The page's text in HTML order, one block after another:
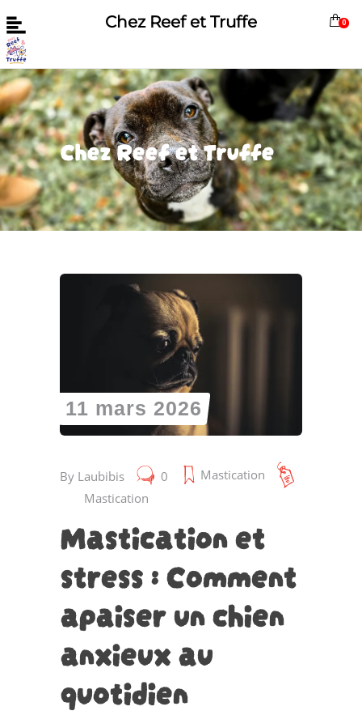
Chez Reef et Truffe
11 mars 2026
By Laubibis 0
Mastication
Mastication
Mastication et
stress : Comment
apaiser un chien
anxieux au
quotidien
Chez Reef et Truffe 0